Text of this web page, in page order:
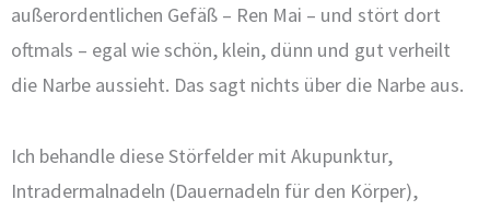
außerordentlichen Gefäß – Ren Mai – und stört dort
oftmals – egal wie schön, klein, dünn und gut verheilt
die Narbe aussieht. Das sagt nichts über die Narbe aus.
Ich behandle diese Störfelder mit Akupunktur,
Intradermalnadeln (Dauernadeln für den Körper),